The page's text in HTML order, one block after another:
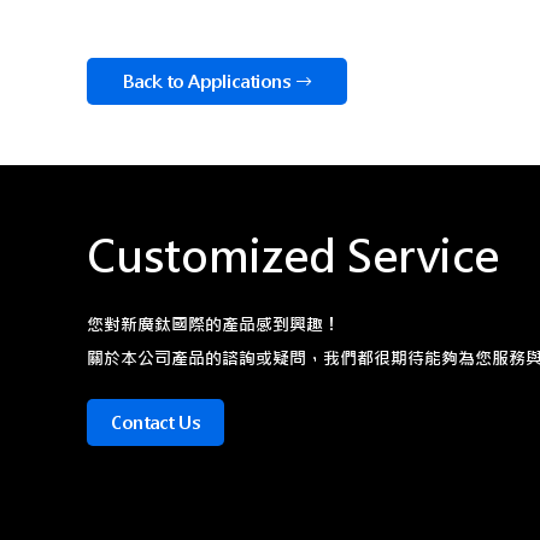
Back to Applications
Customized Service
您對新廣鈦國際的產品感到興趣！
關於本公司產品的諮詢或疑問，我們都很期待能夠為您服務
Contact Us